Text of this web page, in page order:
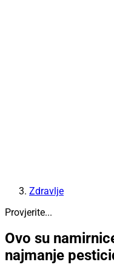
Zdravlje
Provjerite...
Ovo su
najmanje